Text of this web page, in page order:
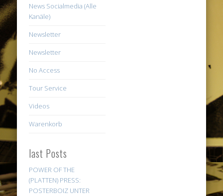
News Socialmedia (Alle
Kanäle)
Newsletter
Newsletter
No Access
Tour Service
Videos
Warenkorb
last Posts
POWER OF THE
(PLATTEN) PRESS:
POSTERBOIZ UNTER